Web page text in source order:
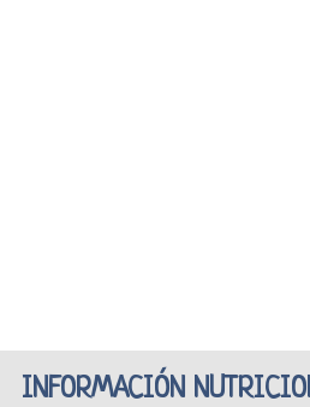
INFORMACIÓN